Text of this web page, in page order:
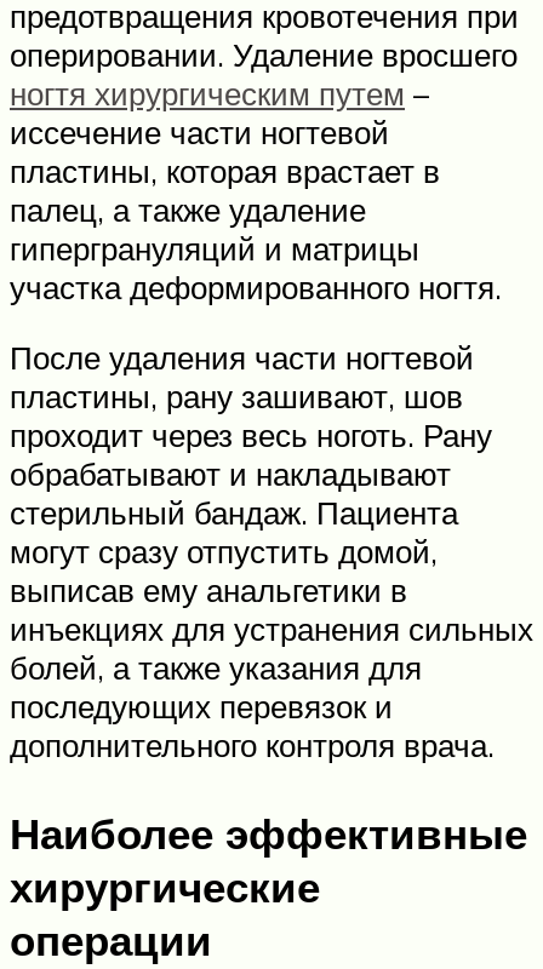
предотвращения кровотечения при
оперировании. Удаление вросшего
ногтя хирургическим путем –
иссечение части ногтевой
пластины, которая врастает в
палец, а также удаление
гипергрануляций и матрицы
участка деформированного ногтя.
После удаления части ногтевой
пластины, рану зашивают, шов
проходит через весь ноготь. Рану
обрабатывают и накладывают
стерильный бандаж. Пациента
могут сразу отпустить домой,
выписав ему анальгетики в
инъекциях для устранения сильных
болей, а также указания для
последующих перевязок и
дополнительного контроля врача.
Наиболее эффективные
хирургические
операции